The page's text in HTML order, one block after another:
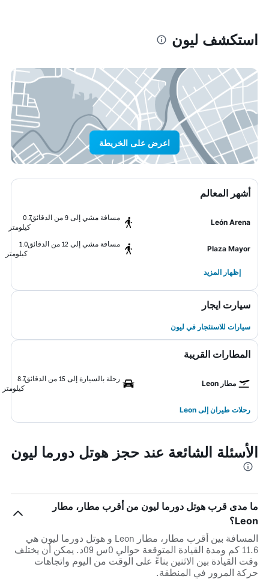
استكشف ليون
اعرض على الخريطة
أشهر المعالم
León Arena
مسافة مشي إلى 9 من الدقائق
0.7
كيلومتر
Plaza Mayor
مسافة مشي إلى 12 من الدقائق
1.0
كيلومتر
إظهار المزيد
سيارت ايجار
سيارات للاستئجار في ليون
المطارات القريبة
مطار Leon
رحلة بالسيارة إلى 15 من الدقائق
8.7
كيلومتر
رحلات طيران إلى Leon
الأسئلة الشائعة عند حجز هوتل دورما ليون
ما مدى قرب هوتل دورما ليون من أقرب مطار، مطار
Leon؟
المسافة بين أقرب مطار، مطار Leon و هوتل دورما ليون هي
11.6 كم ومدة القيادة المتوقعة حوالي 0س 09د. يمكن أن يختلف
وقت القيادة بين الاثنين بناءً على الوقت من اليوم واتجاهات
حركة المرور في المنطقة.